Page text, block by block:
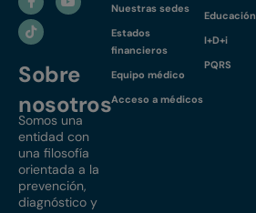
Sobre
nosotros
Somos una
entidad con
una filosofía
orientada a la
prevención,
diagnóstico y
Nuestras sedes
Estados
financieros
Equipo médico
Acceso a médicos
Educación
I+D+i
PQRS